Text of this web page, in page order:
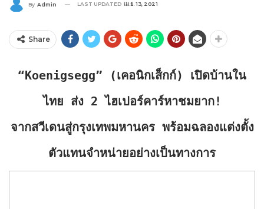
By Admin LAST UPDATED เม.ย. 13, 2021
Share
“Koenigsegg” (เคอนิกเส็กก์) เปิดบ้านใน
ไทย ส่ง 2 ไฮเปอร์คาร์หาชมยาก!
จากสวีเดนสู่กรุงเทพมหานคร พร้อมฉลองแต่งตั้ง
ตัวแทนจำหน่ายอย่างเป็นทางการ